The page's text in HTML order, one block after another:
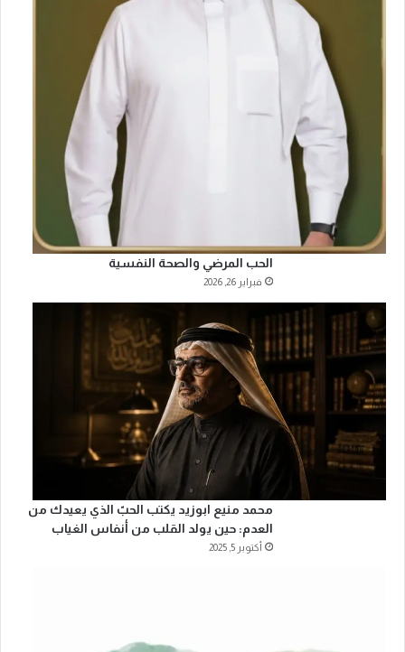
الحب المرضي والصحة النفسية
فبراير 26, 2026
محمد منيع ابوزيد يكتب الحبّ الذي يعيدك من
العدم: حين يولد القلب من أنفاس الغياب
أكتوبر 5, 2025